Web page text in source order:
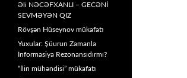
Əli NƏCƏFXANLI – GECƏNİ
SEVMƏYƏN QIZ
Rövşən Hüseynov mükafatı
Yuxular: Şüurun Zamanla
İnformasiya Rezonansıdırmı?
“İlin mühəndisi” mükafatı